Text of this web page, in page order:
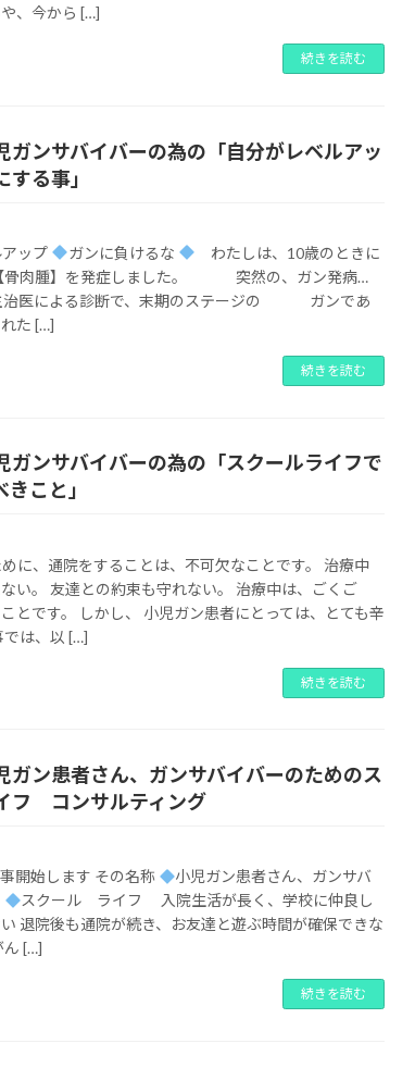
、今から […]
続きを読む
ガンサバイバーの為の「自分がレベルアッ
る事」
ップ ガンに負けるな
わたしは、10歳のときに
肉腫】を発症しました。 突然の、ガン発病…
医による診断で、末期のステージの ガンであ
た […]
続きを読む
ガンサバイバーの為の「スクールライフで
こと」
に、通院をすることは、不可欠なことです。 治療中
い。 友達との約束も守れない。 治療中は、ごくご
とです。 しかし、 小児ガン患者にとっては、とても辛
では、以 […]
続きを読む
ガン患者さん、ガンサバイバーのためのス
フ コンサルティング
開始します その名称
小児ガン患者さん、ガンサバ
スクール ライフ 入院生活が長く、学校に仲良し
退院後も通院が続き、お友達と遊ぶ時間が確保できな
ん […]
続きを読む